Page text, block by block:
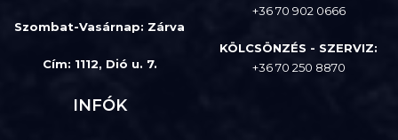
Szombat-Vasárnap: Zárva
Cím: 1112, Dió u. 7.
+36 70 902 0666
KÖLCSÖNZÉS - SZERVIZ:
+36 70 250 8870
INFÓK